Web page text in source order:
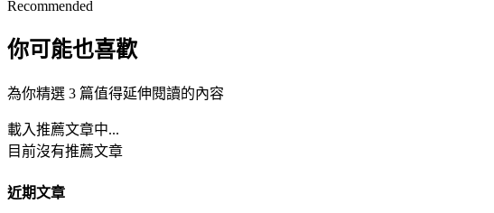
Recommended
你可能也喜歡
為你精選 3 篇值得延伸閱讀的內容
載入推薦文章中...
目前沒有推薦文章
近期文章